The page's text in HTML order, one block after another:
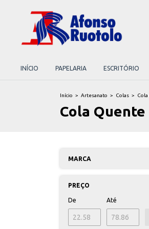
INÍCIO PAPELARIA ESCRITÓRIO
Início > Artesanato > Colas >
Cola Quente
MARCA
PREÇO
De Até